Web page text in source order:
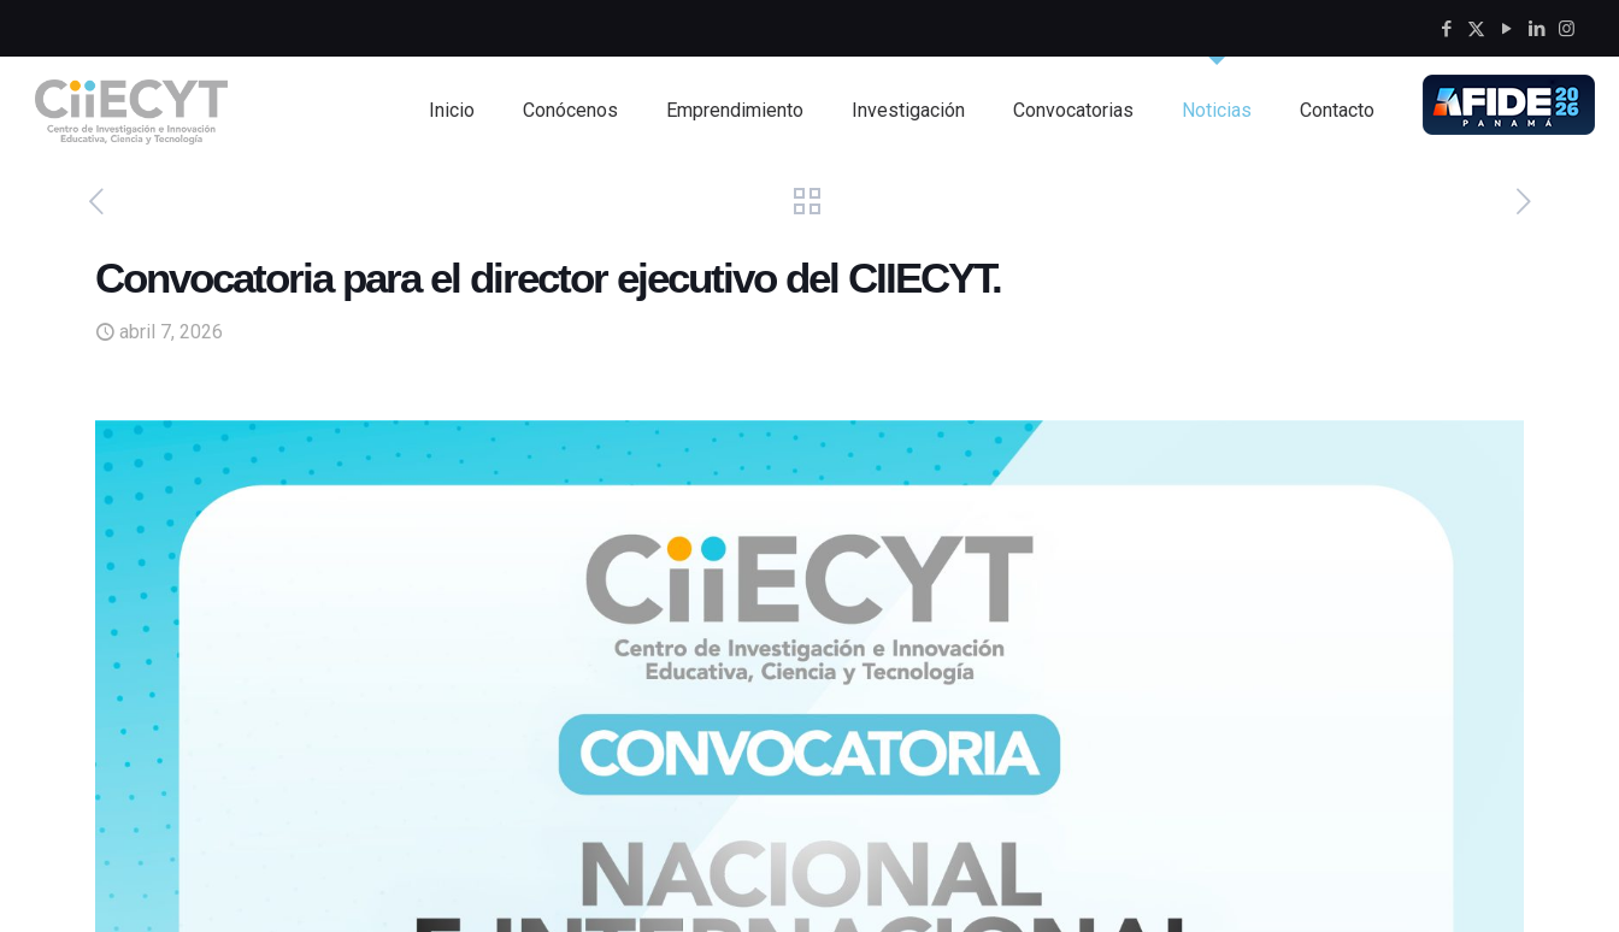
Inicio Conócenos Emprendimiento Investigación Convocatorias Noticias Contacto
Convocatoria para el director ejecutivo del CIIECYT.
abril 7, 2026